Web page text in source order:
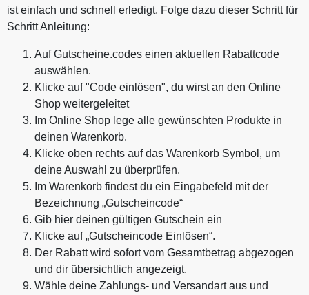
ist einfach und schnell erledigt. Folge dazu dieser Schritt für
Schritt Anleitung:
Auf Gutscheine.codes einen aktuellen Rabattcode
auswählen.
Klicke auf "Code einlösen", du wirst an den Online
Shop weitergeleitet
Im Online Shop lege alle gewünschten Produkte in
deinen Warenkorb.
Klicke oben rechts auf das Warenkorb Symbol, um
deine Auswahl zu überprüfen.
Im Warenkorb findest du ein Eingabefeld mit der
Bezeichnung „Gutscheincode“
Gib hier deinen gültigen Gutschein ein
Klicke auf „Gutscheincode Einlösen“.
Der Rabatt wird sofort vom Gesamtbetrag abgezogen
und dir übersichtlich angezeigt.
Wähle deine Zahlungs- und Versandart aus und